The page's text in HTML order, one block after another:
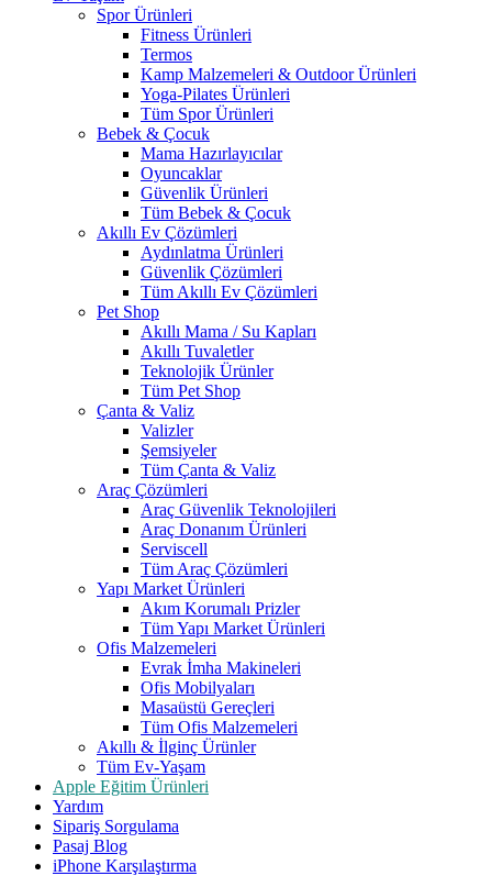
Spor Ürünleri
Fitness Ürünleri
Termos
Kamp Malzemeleri & Outdoor Ürünleri
Yoga-Pilates Ürünleri
Tüm Spor Ürünleri
Bebek & Çocuk
Mama Hazırlayıcılar
Oyuncaklar
Güvenlik Ürünleri
Tüm Bebek & Çocuk
Akıllı Ev Çözümleri
Aydınlatma Ürünleri
Güvenlik Çözümleri
Tüm Akıllı Ev Çözümleri
Pet Shop
Akıllı Mama / Su Kapları
Akıllı Tuvaletler
Teknolojik Ürünler
Tüm Pet Shop
Çanta & Valiz
Valizler
Şemsiyeler
Tüm Çanta & Valiz
Araç Çözümleri
Araç Güvenlik Teknolojileri
Araç Donanım Ürünleri
Serviscell
Tüm Araç Çözümleri
Yapı Market Ürünleri
Akım Korumalı Prizler
Tüm Yapı Market Ürünleri
Ofis Malzemeleri
Evrak İmha Makineleri
Ofis Mobilyaları
Masaüstü Gereçleri
Tüm Ofis Malzemeleri
Akıllı & İlginç Ürünler
Tüm Ev-Yaşam
Apple Eğitim Ürünleri
Yardım
Sipariş Sorgulama
Pasaj Blog
iPhone Karşılaştırma